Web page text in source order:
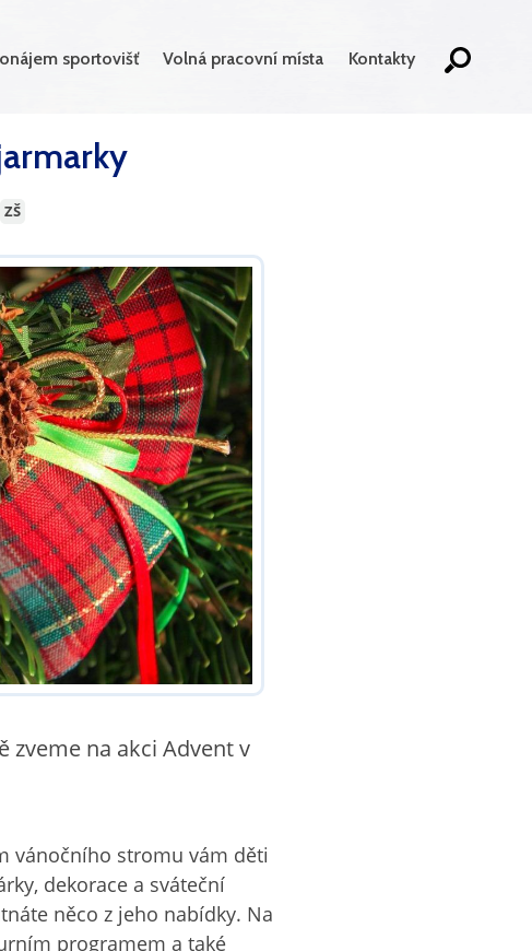
sportovišť Volná pracovní místa Kontakty
ZŠ
zveme na akci Advent v
vánočního stromu vám děti
dekorace a sváteční
něco z jeho nabídky. Na
programem a také